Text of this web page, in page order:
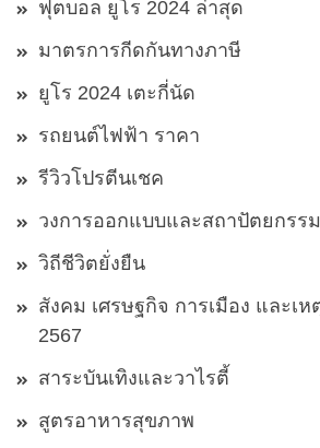
ฟุตบอล ยูโร 2024 ล่าสุด
มาตรการกีดกันทางภาษี
ยูโร 2024 เตะกี่นัด
รถยนต์ไฟฟ้า ราคา
รีวิวโปรตีนเชค
วงการออกแบบและสถาปัตยกรรม
วิถีชีวิตยั่งยืน
สังคม เศรษฐกิจ การเมือง และเ
2567
สาระบันเทิงและวาไรตี้
สูตรอาหารสุขภาพ